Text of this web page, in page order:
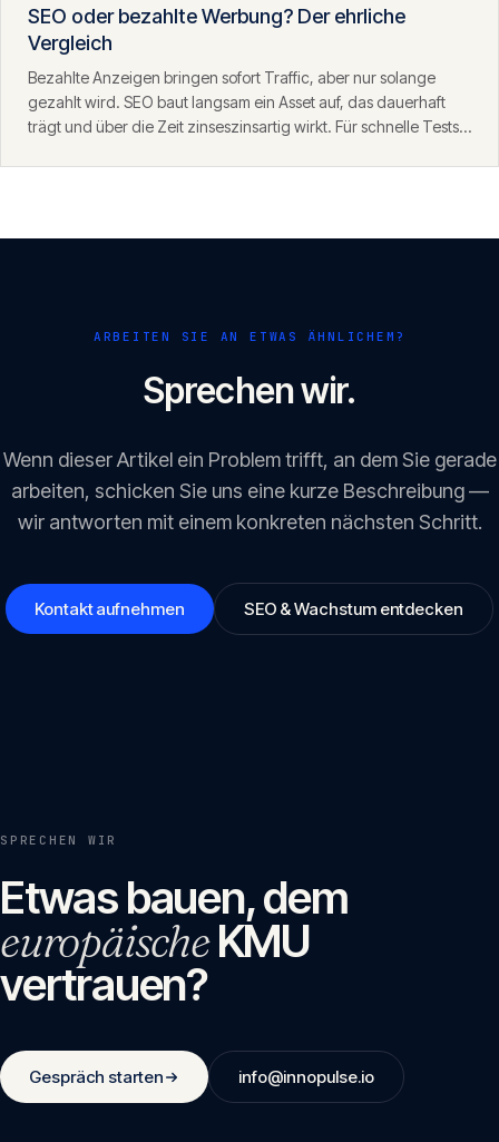
SEO oder bezahlte Werbung? Der ehrliche
Vergleich
Bezahlte Anzeigen bringen sofort Traffic, aber nur solange
gezahlt wird. SEO baut langsam ein Asset auf, das dauerhaft
trägt und über die Zeit zinseszinsartig wirkt. Für schnelle Tests
ARBEITEN SIE AN ETWAS ÄHNLICHEM?
Sprechen wir.
Wenn dieser Artikel ein Problem trifft, an dem Sie gerade
arbeiten, schicken Sie uns eine kurze Beschreibung —
wir antworten mit einem konkreten nächsten Schritt.
Kontakt aufnehmen SEO & Wachstum entdecken
SPRECHEN WIR
Etwas bauen, dem
europäischeKMU
vertrauen?
Gespräch starten info@innopulse.io